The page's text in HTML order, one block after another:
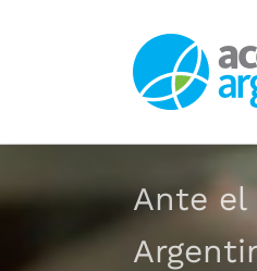
Ante el